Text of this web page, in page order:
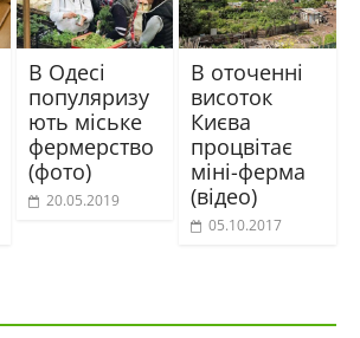
В Одесі
популяризу
ють міське
фермерство
(фото)
20.05.2019
В оточенні
висоток
Києва
процвітає
міні-ферма
(відео)
05.10.2017